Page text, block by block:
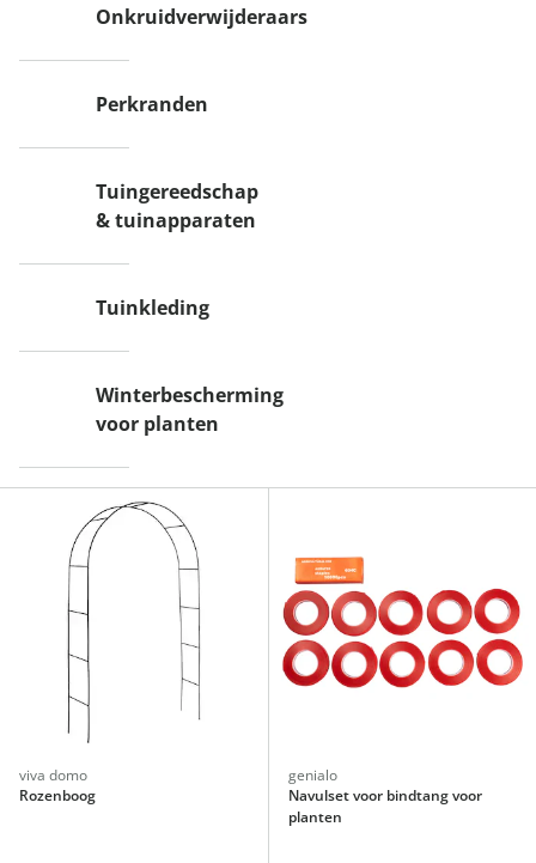
Onkruidverwijderaars
Perkranden
Tuingereedschap
& tuinapparaten
Tuinkleding
Winterbescherming
voor planten
viva domo
Rozenboog
genialo
Navulset voor bindtang voor
planten